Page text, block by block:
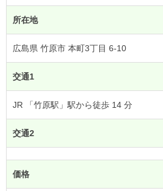
所在地
広島県 竹原市 本町3丁目 6-10
交通1
JR 「竹原駅」駅から徒歩 14 分
交通2
価格